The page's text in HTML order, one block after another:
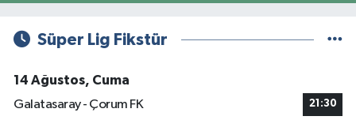
Süper Lig Fikstür
14 Ağustos, Cuma
Galatasaray - Çorum FK
21:30